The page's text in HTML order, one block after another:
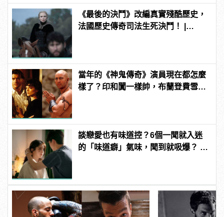
《最後的決鬥》改編真實殘酷歷史，
法國歷史傳奇司法生死決鬥！ |
當年的《神鬼傳奇》演員現在都怎麼
樣了？印和闐一樣帥，布蘭登費雪大
談戀愛也有味道控？6個一聞就入迷
的「味道癖」氣味，聞到就吸爆？ |